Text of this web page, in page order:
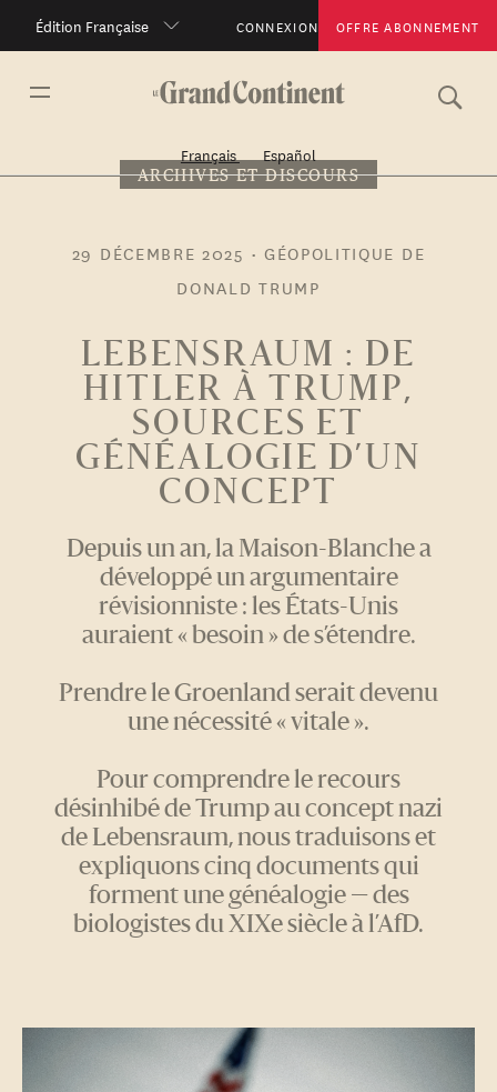
Édition Française CONNEXION OFFRE ABONNEMENT
Français Español
ARCHIVES ET DISCOURS
29 DÉCEMBRE 2025 • GÉOPOLITIQUE DE
DONALD TRUMP
LEBENSRAUM : DE
HITLER À TRUMP,
SOURCES ET
GÉNÉALOGIE D’UN
CONCEPT
Depuis un an, la Maison-Blanche a
développé un argumentaire
révisionniste : les États-Unis
auraient « besoin » de s’étendre.
Prendre le Groenland serait devenu
une nécessité « vitale ».
Pour comprendre le recours
désinhibé de Trump au concept nazi
de Lebensraum, nous traduisons et
expliquons cinq documents qui
forment une généalogie — des
biologistes du XIXe siècle à l’AfD.